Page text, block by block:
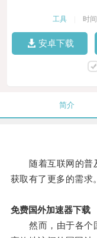
工具 时
安卓下载
简介
随着互联网的普及
获取有了更多的需求。
免费国外加速器下载
然而，由于各个国